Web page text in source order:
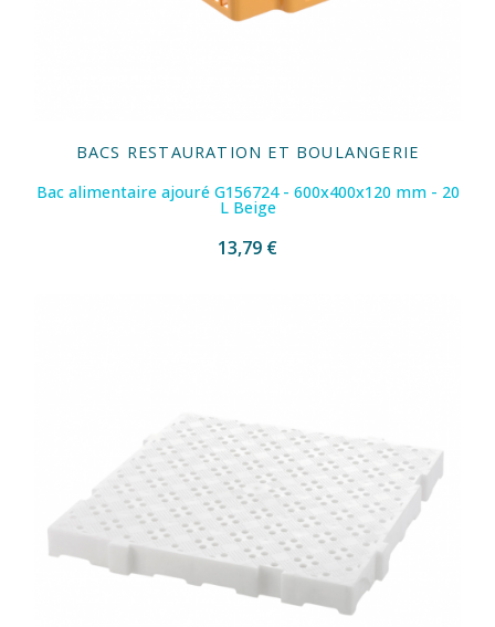
BACS RESTAURATION ET BOULANGERIE
Bac alimentaire ajouré G156724 - 600x400x120 mm - 20
L Beige
13,79 €